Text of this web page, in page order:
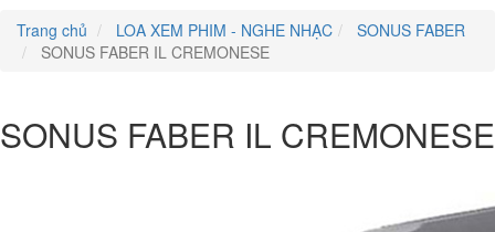
Trang chủ
LOA XEM PHIM - NGHE NHẠC
SONUS FABER
SONUS FABER IL CREMONESE
SONUS FABER IL CREMONESE